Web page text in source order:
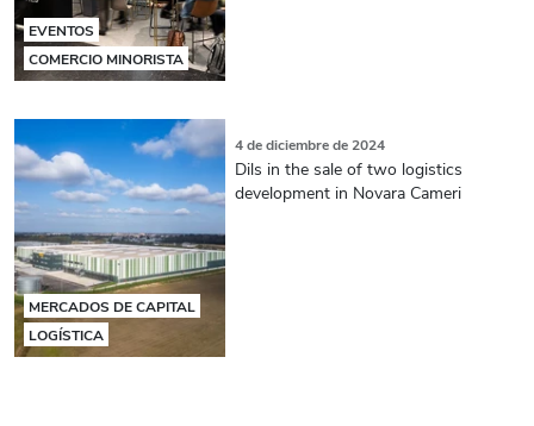
EVENTOS
COMERCIO MINORISTA
MERCADOS DE CAPITAL
LOGÍSTICA
4 de diciembre de 2024
Dils in the sale of two logistics
development in Novara Cameri